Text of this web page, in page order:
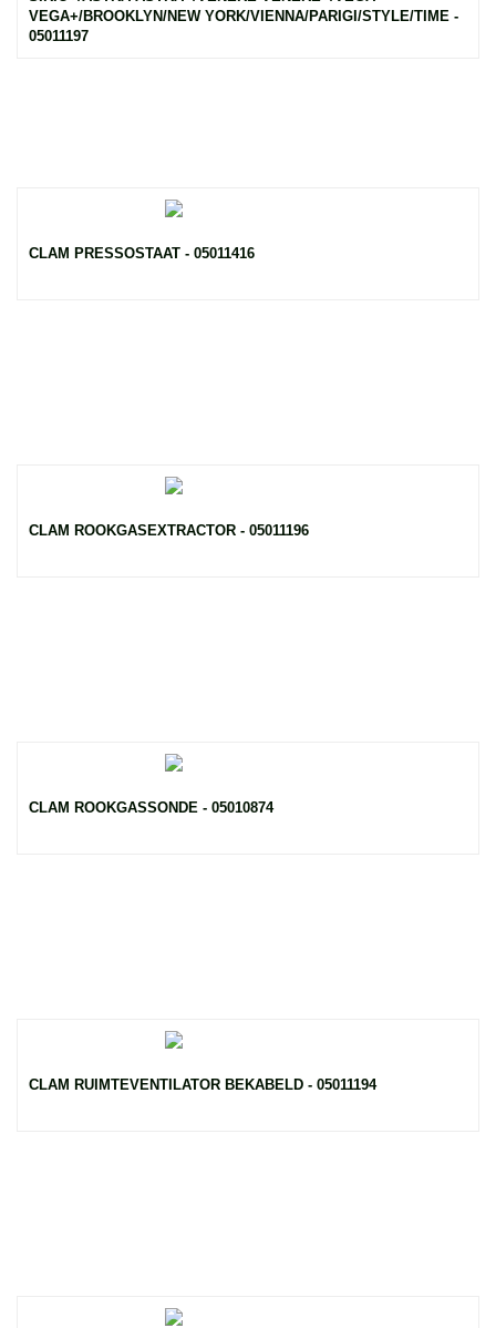
VEGA+/BROOKLYN/NEW YORK/VIENNA/PARIGI/STYLE/TIME -
05011197
CLAM PRESSOSTAAT - 05011416
CLAM ROOKGASEXTRACTOR - 05011196
CLAM ROOKGASSONDE - 05010874
CLAM RUIMTEVENTILATOR BEKABELD - 05011194